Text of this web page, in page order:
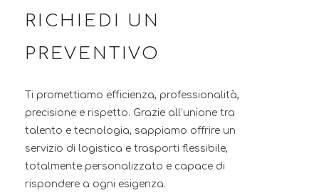
RICHIEDI UN
PREVENTIVO
Ti promettiamo efficienza, professionalità,
precisione e rispetto. Grazie all’unione tra
talento e tecnologia, sappiamo offrire un
servizio di logistica e trasporti flessibile,
totalmente personalizzato e capace di
rispondere a ogni esigenza.